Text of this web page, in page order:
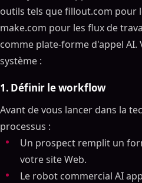
outils tels que fillout.com pour
make.com pour les flux de
comme plate-forme d'appel
système :
1. Définir le workflow
Avant de vous lancer dans la
processus :
Un prospect remplit un
votre site Web.
Le robot commercial AI